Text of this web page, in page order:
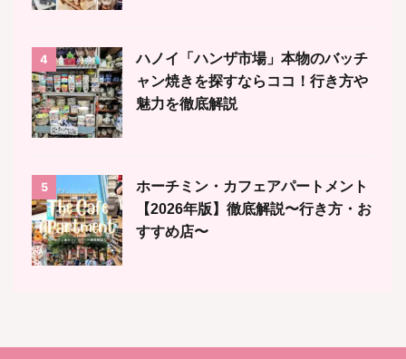
4
ハノイ「ハンザ市場」本物のバッチ
ャン焼きを探すならココ！行き方や
魅力を徹底解説
5
ホーチミン・カフェアパートメント
【2026年版】徹底解説〜行き方・お
すすめ店〜